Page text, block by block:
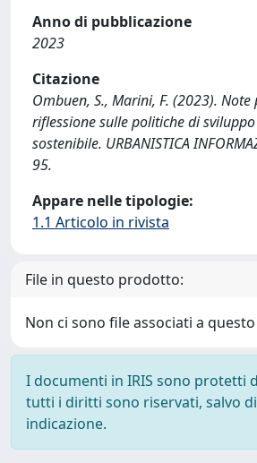
Anno di pubblicazione
2023
Citazione
Ombuen, S., Marini, F. (2023). Note
riflessione sulle politiche di
sostenibile. URBANISTICA
95.
Appare nelle tipologie:
1.1 Articolo in rivista
File in questo prodotto:
Non ci sono file associati a
I documenti in IRIS sono protetti
tutti i diritti sono riservati, salvo
indicazione.